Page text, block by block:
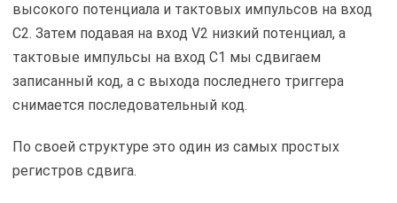
высокого потенциала и тактовых импульсов на вход
С2. Затем подавая на вход V2 низкий потенциал, а
тактовые импульсы на вход С1 мы сдвигаем
записанный код, а с выхода последнего триггера
снимается последовательный код.
По своей структуре это один из самых простых
регистров сдвига.